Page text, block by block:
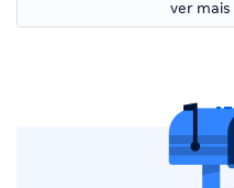
ver